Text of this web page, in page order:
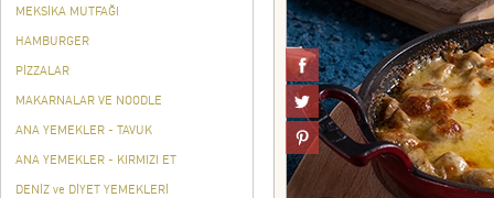
MEKSİKA MUTFAĞI
HAMBURGER
PİZZALAR
MAKARNALAR VE NOODLE
ANA YEMEKLER - TAVUK
ANA YEMEKLER - KIRMIZI ET
DENİZ ve DİYET YEMEKLERİ